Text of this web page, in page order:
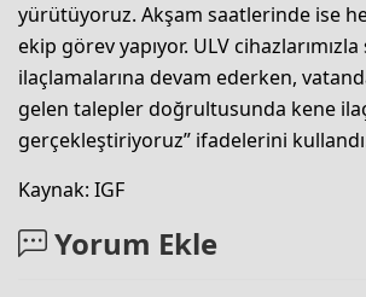
yürütüyoruz. Akşam saatlerinde ise
ekip görev yapıyor. ULV
ilaçlamalarına devam ederken,
gelen talepler doğrultusunda kene
gerçekleştiriyoruz” ifadelerini
Kaynak: IGF
Yorum Ekle